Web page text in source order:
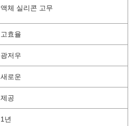
액체 실리콘 고무
고효율
광저우
새로운
제공
1년